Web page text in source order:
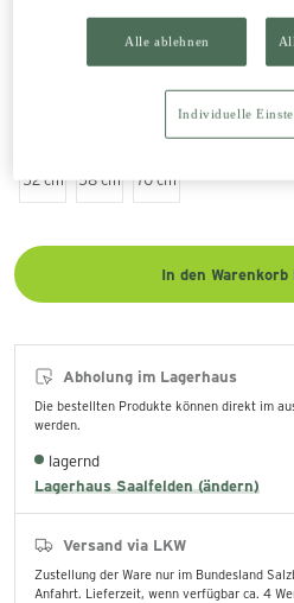
25 cm 30 cm
52 cm 58 cm 70 cm
In den Warenkorb
Abholung im Lagerhaus
Die bestellten Produkte können direkt im
werden.
lagernd
Lagerhaus Saalfelden (ändern)
Versand via LKW
Zustellung der Ware nur im Bundesland
Anfahrt. Lieferzeit, wenn verfügbar ca. 4
Alle ablehnen
Individuelle